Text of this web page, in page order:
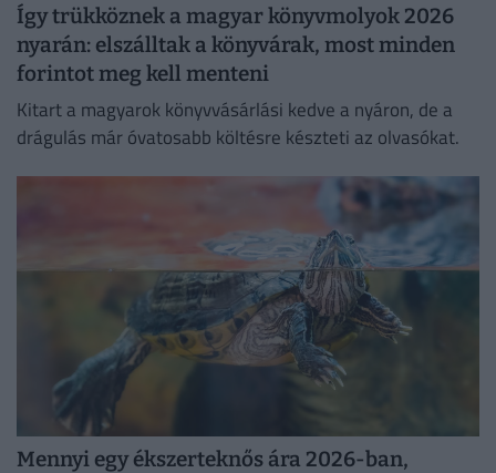
Így trükköznek a magyar könyvmolyok 2026
nyarán: elszálltak a könyvárak, most minden
forintot meg kell menteni
Kitart a magyarok könyvvásárlási kedve a nyáron, de a
drágulás már óvatosabb költésre készteti az olvasókat.
Mennyi egy ékszerteknős ára 2026-ban,